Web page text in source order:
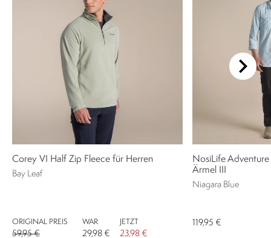
Corey VI Half Zip Fleece für Herren
Bay Leaf
ORIGINAL PREIS
59,95 €
WAR
29,98 €
JETZT
23,98 €
NosiLife
Ärmel III
Niagara Blue
119,95 €